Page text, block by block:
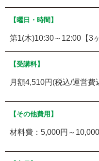
【曜日・時間】
第1(木)10:30～12:00【3
【受講料】
月額4,510円(税込/運営費
【その他費用】
材料費：5,000円～